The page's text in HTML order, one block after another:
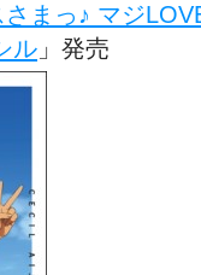
まっ♪ マジ
ル 」発売